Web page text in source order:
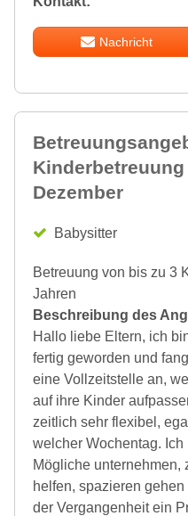
Nachricht
Dezember
Babysitter
Betreuung von bis zu 3
Jahren
Beschreibung des
Hallo liebe Eltern, ich
fertig geworden und
eine Vollzeitstelle an,
auf ihre Kinder
zeitlich sehr flexibel,
welcher Wochentag.
Mögliche unternehmen,
helfen, spazieren
der Vergangenheit ein